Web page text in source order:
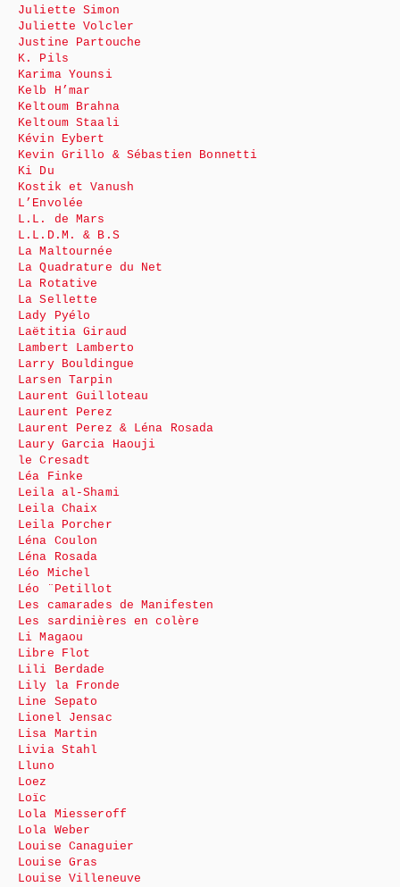
Juliette Simon
Juliette Volcler
Justine Partouche
K. Pils
Karima Younsi
Kelb H’mar
Keltoum Brahna
Keltoum Staali
Kévin Eybert
Kevin Grillo & Sébastien Bonnetti
Ki Du
Kostik et Vanush
L’Envolée
L.L. de Mars
L.L.D.M. & B.S
La Maltournée
La Quadrature du Net
La Rotative
La Sellette
Lady Pyélo
Laëtitia Giraud
Lambert Lamberto
Larry Bouldingue
Larsen Tarpin
Laurent Guilloteau
Laurent Perez
Laurent Perez & Léna Rosada
Laury Garcia Haouji
le Cresadt
Léa Finke
Leila al-Shami
Leila Chaix
Leila Porcher
Léna Coulon
Léna Rosada
Léo Michel
Léo ¨Petillot
Les camarades de Manifesten
Les sardinières en colère
Li Magaou
Libre Flot
Lili Berdade
Lily la Fronde
Line Sepato
Lionel Jensac
Lisa Martin
Livia Stahl
Lluno
Loez
Loïc
Lola Miesseroff
Lola Weber
Louise Canaguier
Louise Gras
Louise Villeneuve